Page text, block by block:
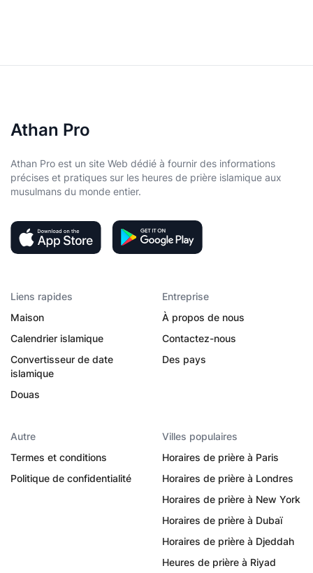
Athan Pro
Athan Pro est un site Web dédié à fournir des informations
précises et pratiques sur les heures de prière islamique aux
musulmans du monde entier.
Liens rapides
Maison
Calendrier islamique
Convertisseur de date
islamique
Douas
Entreprise
À propos de nous
Contactez-nous
Des pays
Autre
Termes et conditions
Politique de confidentialité
Villes populaires
Horaires de prière à Paris
Horaires de prière à Londres
Horaires de prière à New York
Horaires de prière à Dubaï
Horaires de prière à Djeddah
Heures de prière à Riyad